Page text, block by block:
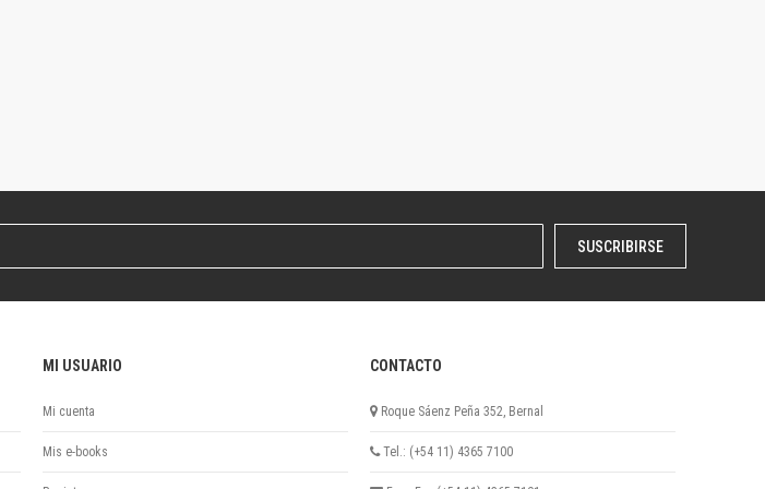
SUSCRIBIRSE
MI USUARIO
Mi cuenta
Mis e-books
CONTACTO
Roque Sáenz Peña 352, Bernal
Tel.: (+54 11) 4365 7100